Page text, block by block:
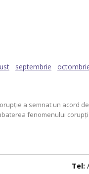
septembrie
a semnat un acord
fenomenului
Tel: